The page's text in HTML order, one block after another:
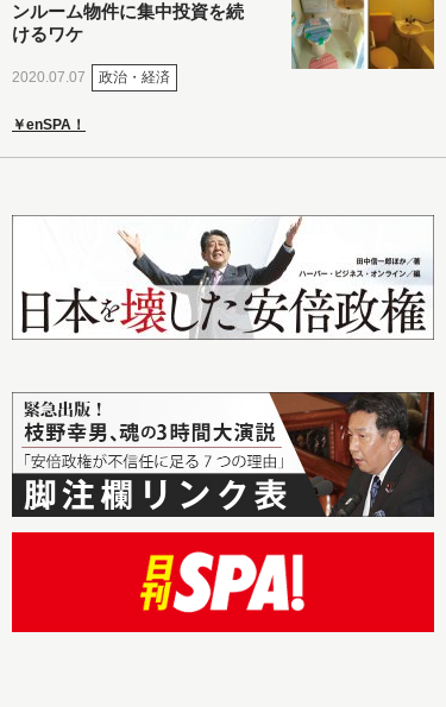
ンルーム物件に集中投資を続
けるワケ
2020.07.07 政治・経済
￥enSPA！